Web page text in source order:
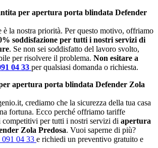
per apertura porta blindata Defender
è la nostra priorità. Per questo motivo, offriamo
soddisfazione per tutti i nostri servizi di
. Se non sei soddisfatto del lavoro svolto,
per risolvere il problema. Non esitare a
04 33 per qualsiasi domanda o richiesta.
apertura porta blindata Defender Zola
crediamo che la sicurezza della tua casa
fortuna. Ecco perché offriamo tariffe
competitivi per tutti i nostri servizi di apertura
Zola Predosa. Vuoi saperne di più?
091 04 33 e richiedi un preventivo gratuito e